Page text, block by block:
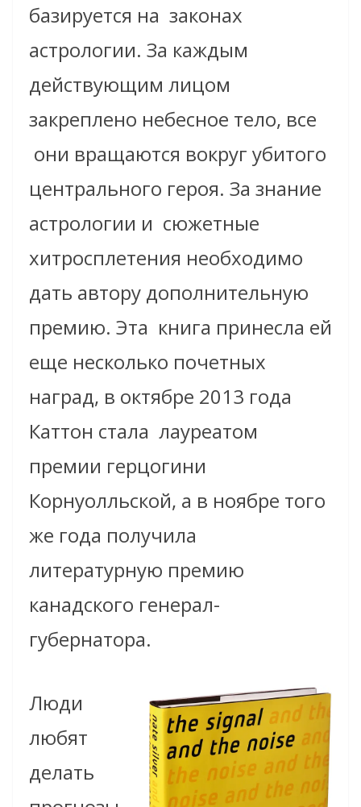
базируется на законах
астрологии. За каждым
действующим лицом
закреплено небесное тело, все
они вращаются вокруг убитого
центрального героя. За знание
астрологии и сюжетные
хитросплетения необходимо
дать автору дополнительную
премию. Эта книга принесла ей
еще несколько почетных
наград, в октябре 2013 года
Каттон стала лауреатом
премии герцогини
Корнуолльской, а в ноябре того
же года получила
литературную премию
канадского генерал-
губернатора.
Люди
любят
делать